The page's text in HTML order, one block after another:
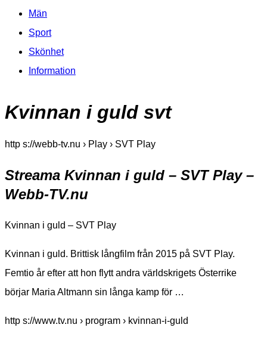
Män
Sport
Skönhet
Information
Kvinnan i guld svt
http s://webb-tv.nu › Play › SVT Play
Streama Kvinnan i guld – SVT Play –
Webb-TV.nu
Kvinnan i guld – SVT Play
Kvinnan i guld. Brittisk långfilm från 2015 på SVT Play.
Femtio år efter att hon flytt andra världskrigets Österrike
börjar Maria Altmann sin långa kamp för …
http s://www.tv.nu › program › kvinnan-i-guld